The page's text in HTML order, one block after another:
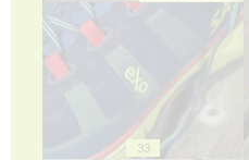
33